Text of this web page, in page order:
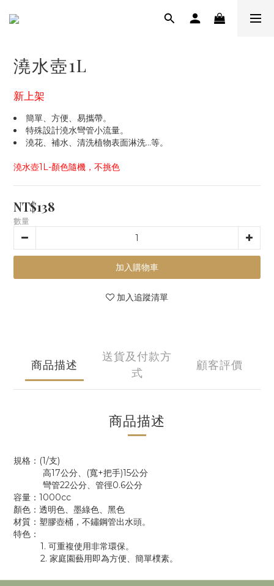
澆水壺1L
新上架
簡單、方便、易攜帶。
特殊設計澆水彎管小流量。
澆花、補水、清洗植物表面淋洗…等。
澆水壺1L-顏色隨機，不挑色
NT$138
數量
加入購物車
加入追蹤清單
商品描述
送貨及付款方
式
顧客評價
商品描述
規格：(1/支)
高17公分、(寬+把手)15公分
彎管22公分、管徑0.6公分
容量：1000cc
顏色：透明色、墨綠色、黑色
材質：塑膠壺桶，不鏽鋼管出水頭。
特色：
1. 可重複使用非常環保。
2. 家庭園藝用即為方便、簡單樸素。